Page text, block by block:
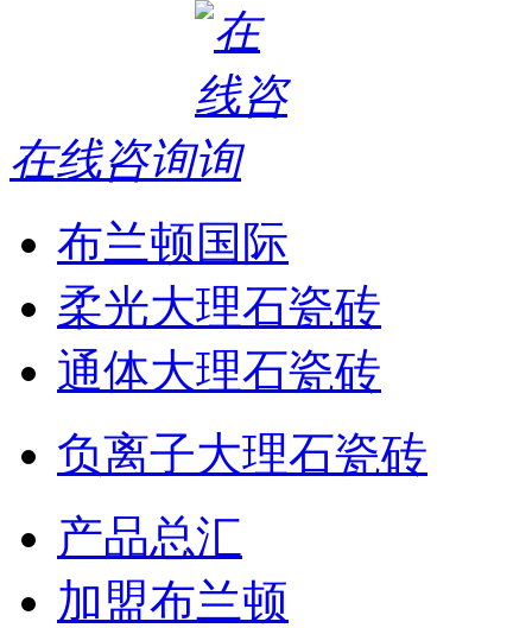
在线咨询
布兰顿国际
柔光大理石瓷砖
通体大理石瓷砖
负离子大理石瓷砖
产品总汇
加盟布兰顿